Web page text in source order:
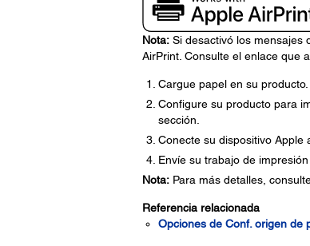
Nota:Si desactivó los mensajes
AirPrint. Consulte el enlace que
Cargue papel en su producto.
Configure su producto para
sección.
Conecte su dispositivo Apple
Envíe su trabajo de
Nota:Para más detalles,
Referencia relacionada
Opciones de Conf. origen de